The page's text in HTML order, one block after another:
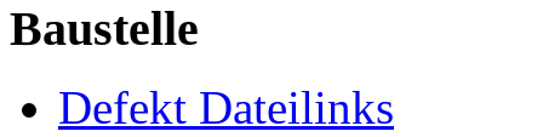
Baustelle
Defekt Dateilinks